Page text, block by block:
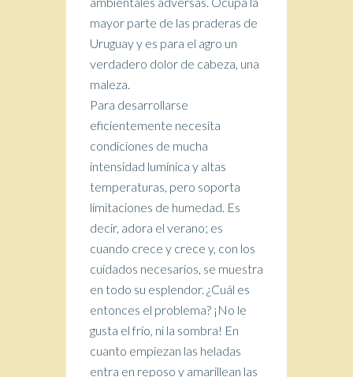
mayor parte de las praderas de
Uruguay y es para el agro un
verdadero dolor de cabeza, una
maleza.
Para desarrollarse
eficientemente necesita
condiciones de mucha
intensidad lumínica y altas
temperaturas, pero soporta
limitaciones de humedad. Es
decir, adora el verano; es
cuando crece y crece y, con los
cuidados necesarios, se muestra
en todo su esplendor. ¿Cuál es
entonces el problema? ¡No le
gusta el frío, ni la sombra! En
cuanto empiezan las heladas
entra en reposo y amarillean las